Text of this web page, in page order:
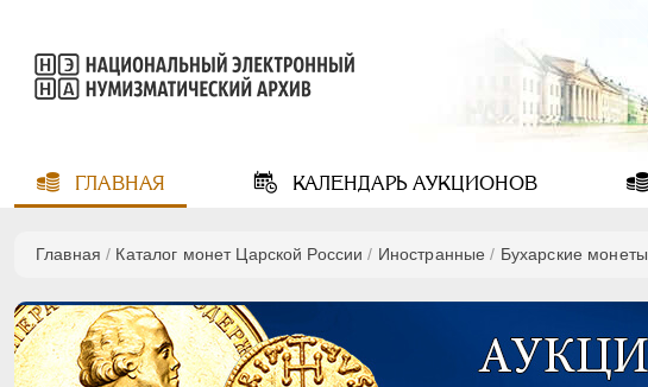
ГЛАВНАЯ КАЛЕНДАРЬАУКЦИОНОВ
Главная / Каталог монет Царской России / Иностранные / Бухарские монеты